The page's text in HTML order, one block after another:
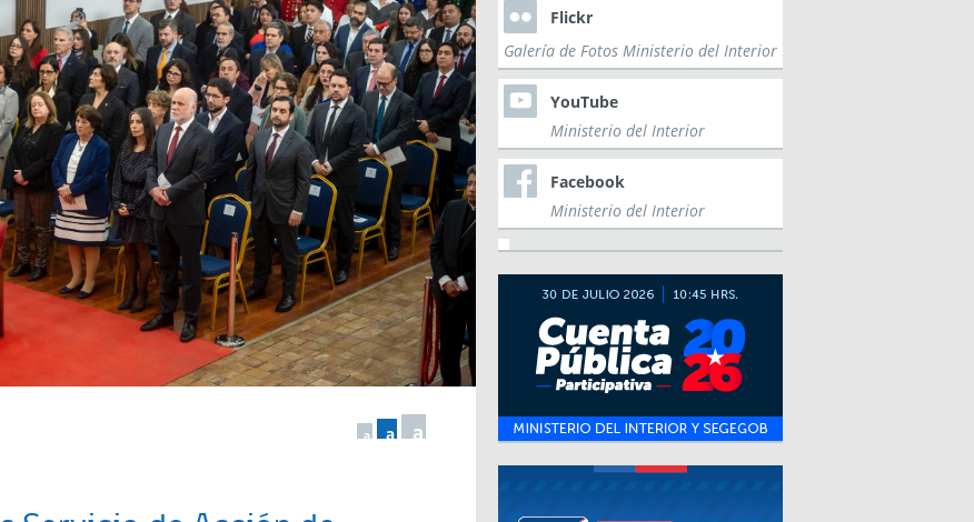
a a a
Flickr
Galería de Fotos Ministerio del Interior
YouTube
Ministerio del Interior
Facebook
Ministerio del Interior